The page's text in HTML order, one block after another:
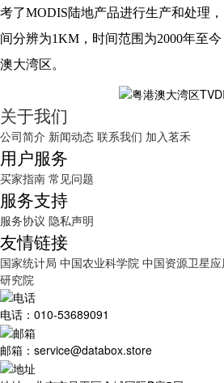
考了MODIS陆地产品进行生产和处理
间分辨为1KM，时间范围为2000年至
澳大湾区。
关于我们
公司简介 新闻动态 联系我们 加入茗禾
用户服务
买家指南 常见问题
服务支持
服务协议 隐私声明
友情链接
国家统计局 中国农业科学院 中国资源卫星
研究院
电话：010-53689091
邮箱：service@databox.store